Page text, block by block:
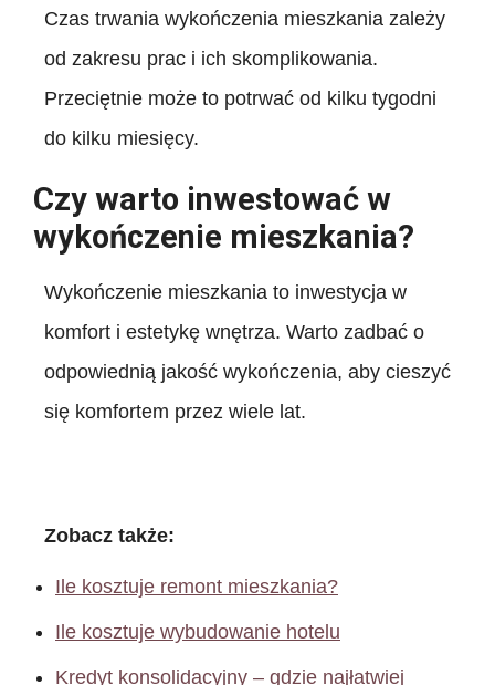
Czas trwania wykończenia mieszkania zależy
od zakresu prac i ich skomplikowania.
Przeciętnie może to potrwać od kilku tygodni
do kilku miesięcy.
Czy warto inwestować w
wykończenie mieszkania?
Wykończenie mieszkania to inwestycja w
komfort i estetykę wnętrza. Warto zadbać o
odpowiednią jakość wykończenia, aby cieszyć
się komfortem przez wiele lat.
Zobacz także:
Ile kosztuje remont mieszkania?
Ile kosztuje wybudowanie hotelu
Kredyt konsolidacyjny – gdzie najłatwiej